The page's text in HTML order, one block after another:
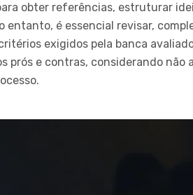
obter referências, estruturar
entanto, é essencial revisar,
exigidos pela banca
prós e contras, considerando não